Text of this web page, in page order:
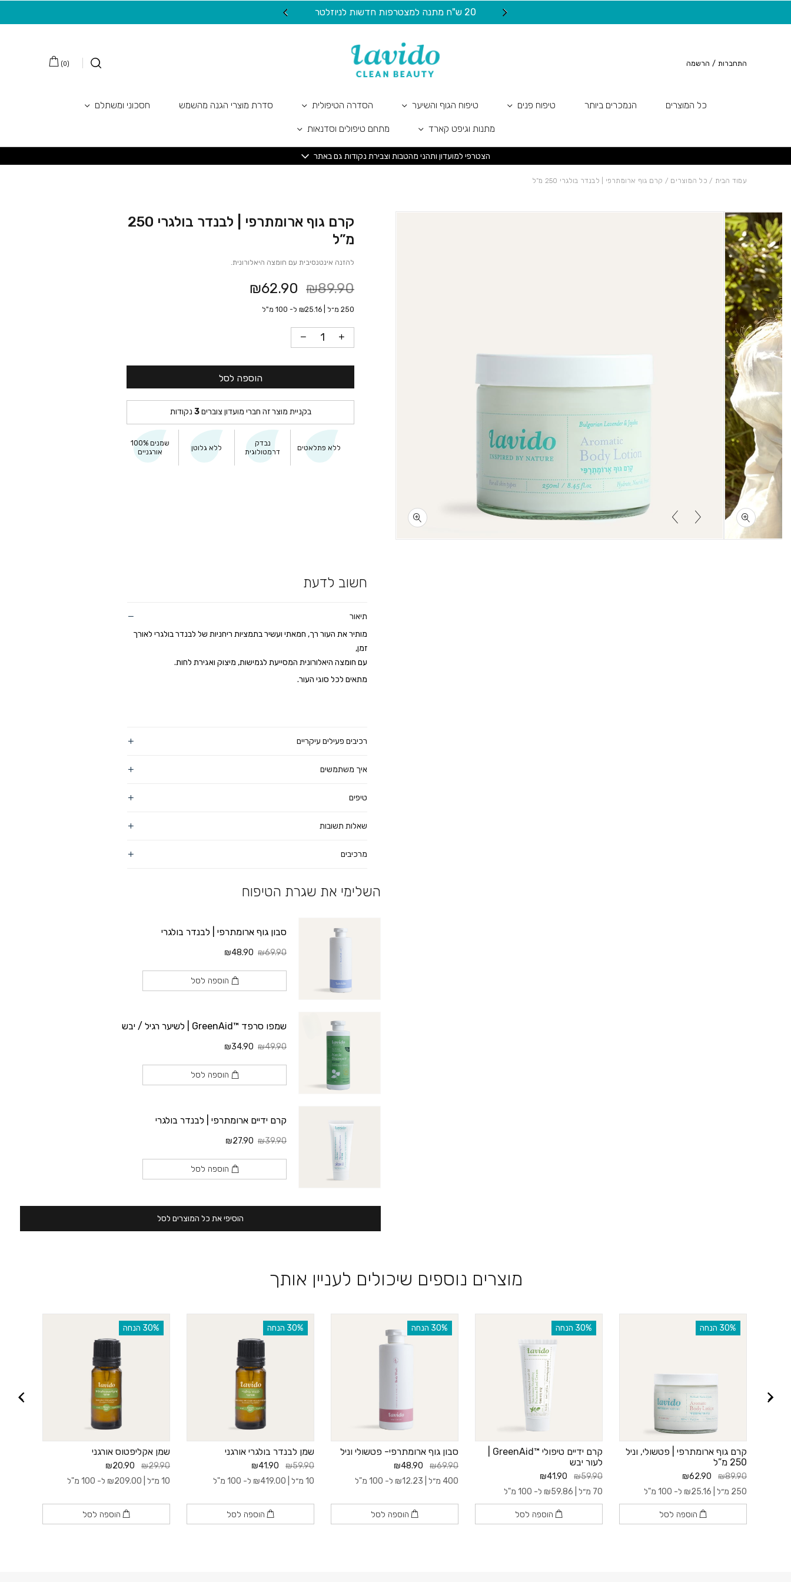
20 ש"ח מתנה למצטרפות חדשות לניוזלטר
(
0
) התחברות / הרשמה
כל המוצרים הנמכרים ביותר טיפוח פנים טיפוח הגוף והשיער הסדרה הטיפולית סדרת מוצרי הגנה מהשמש חסכוני ומשתלם
מתנות וגיפט קארד מתחם טיפולים וסדנאות
הצטרפי למועדון ותהני מהטבות וצבירת נקודות גם באתר
עמוד הבית / כל המוצרים / קרם גוף ארומתרפי | לבנדר בולגרי 250 מ”ל
קרם גוף ארומתרפי | לבנדר בולגרי 250
מ”ל
להזנה אינטנסיבית עם חומצה היאלורונית.
₪89.90
₪62.90
250 מ״ל | ₪25.16 ל- 100 מ"ל
הוספה לסל
בקניית מוצר זה חברי מועדון צוברים3 נקודות
ללא פתלאטים
נבדק
דרמטולוגית
ללא גלוטן
שמנים 100%
אורגניים
חשוב לדעת
תיאור
מותיר את העור רך, חמאתי ועשיר בתמציות ריחניות של לבנדר בולגרי לאורך
זמן,
עם חומצה היאלורונית המסייעת לגמישות, מיצוק ואגירת לחות.
מתאים לכל סוגי העור.
רכיבים פעילים עיקריים
איך משתמשים
טיפים
שאלות תשובות
מרכיבים
השלימי את שגרת הטיפוח
סבון גוף ארומתרפי | לבנדר בולגרי
₪69.90
₪48.90
הוספה לסל
שמפו סרפד ™GreenAid | לשיער רגיל / יבש
₪49.90
₪34.90
הוספה לסל
קרם ידיים ארומתרפי | לבנדר בולגרי
₪39.90
₪27.90
הוספה לסל
הוסיפי את כל המוצרים לסל
מוצרים נוספים שיכולים לעניין אותך
‫30% הנחה
קרם גוף ארומתרפי | פטשולי, וניל
250 מ”ל
₪89.90
₪62.90
250 מ״ל |
₪25.16 ל- 100 מ"ל
הוספה לסל
‫30% הנחה
לעור יבש
₪59.90
₪41.90
70 מ״ל |
₪59.86 ל- 100 מ"ל
הוספה לסל
‫30% הנחה
סבון גוף ארומתרפי- פטשולי וניל
₪69.90
₪48.90
400 מ״ל |
₪12.23 ל- 100 מ"ל
הוספה לסל
‫30% הנחה
שמן לבנדר בולגרי אורגני
₪59.90
₪41.90
10 מ״ל |
₪419.00 ל- 100 מ"ל
הוספה לסל
‫30% הנחה
שמן אקליפטוס אורגני
₪29.90
₪20.90
10 מ״ל |
₪209.00 ל- 100 מ"ל
הוספה לסל